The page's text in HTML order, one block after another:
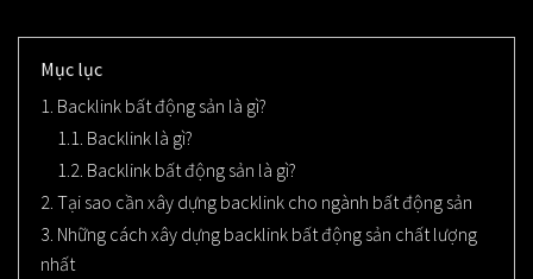
Mục lục
1. Backlink bất động sản là gì?
1.1. Backlink là gì?
1.2. Backlink bất động sản là gì?
2. Tại sao cần xây dựng backlink cho ngành bất động sản
3. Những cách xây dựng backlink bất động sản chất lượng
nhất